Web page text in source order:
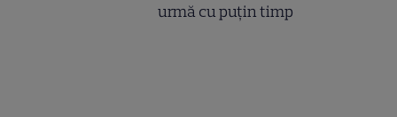
urmă cu puțin timp